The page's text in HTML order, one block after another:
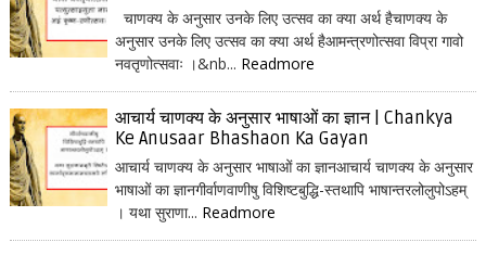
चाणक्य के अनुसार उनके लिए उत्सव का क्या अर्थ हैचाणक्य के
अनुसार उनके लिए उत्सव का क्या अर्थ हैआमन्त्रणोत्सवा विप्रा गावो
नवतृणोत्सवाः ।&nb... Readmore
आचार्य चाणक्य के अनुसार भाषाओं का ज्ञान | Chankya
Ke Anusaar Bhashaon Ka Gayan
आचार्य चाणक्य के अनुसार भाषाओं का ज्ञानआचार्य चाणक्य के अनुसार
भाषाओं का ज्ञानगीर्वाणवाणीषु विशिष्टबुद्धि-स्तथापि भाषान्तरलोलुपोऽहम्
। यथा सुराणा... Readmore